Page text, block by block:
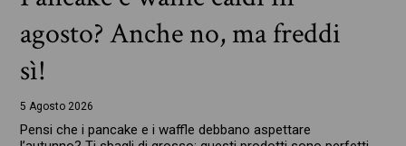
agosto? Anche no, ma freddi
sì!
5 Agosto 2026
Pensi che i pancake e i waffle debbano aspettare